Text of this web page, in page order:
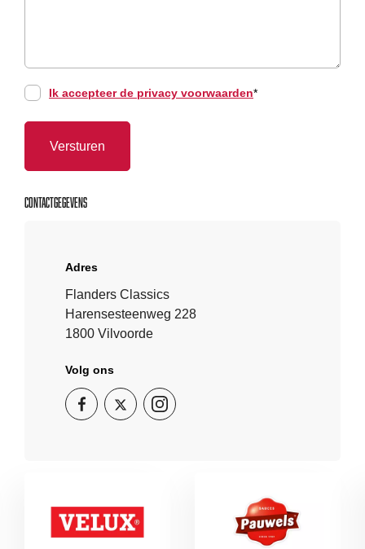
Ik accepteer de privacy voorwaarden*
Contactgegevens
Adres
Flanders Classics
Harensesteenweg 228
1800 Vilvoorde
Volg ons
Volg
ons
Volg
ons
Volg
ons